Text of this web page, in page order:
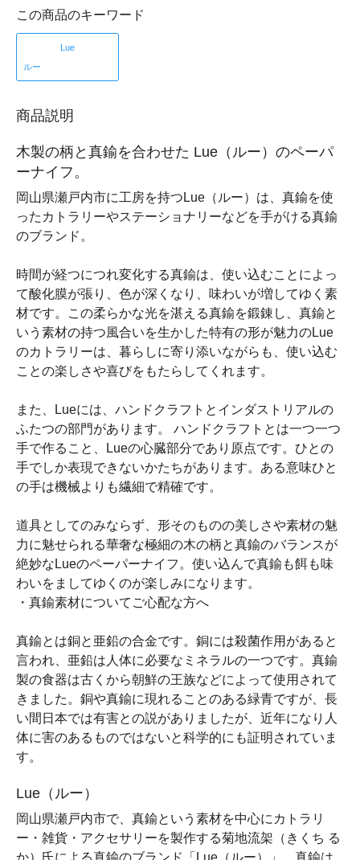
この商品のキーワード
Lue
ルー
商品説明
木製の柄と真鍮を合わせた Lue（ルー）のペーパ
ーナイフ。
岡山県瀬戸内市に工房を持つLue（ルー）は、真鍮を使
ったカトラリーやステーショナリーなどを手がける真鍮
のブランド。
時間が経つにつれ変化する真鍮は、使い込むことによっ
て酸化膜が張り、色が深くなり、味わいが増してゆく素
材です。この柔らかな光を湛える真鍮を鍛錬し、真鍮と
いう素材の持つ風合いを生かした特有の形が魅力のLue
のカトラリーは、暮らしに寄り添いながらも、使い込む
ことの楽しさや喜びをもたらしてくれます。
また、Lueには、ハンドクラフトとインダストリアルの
ふたつの部門があります。 ハンドクラフトとは一つ一つ
手で作ること、Lueの心臓部分であり原点です。ひとの
手でしか表現できないかたちがあります。ある意味ひと
の手は機械よりも繊細で精確です。
道具としてのみならず、形そのものの美しさや素材の魅
力に魅せられる華奢な極細の木の柄と真鍮のバランスが
絶妙なLueのペーパーナイフ。使い込んで真鍮も餌も味
わいをましてゆくのが楽しみになります。
・真鍮素材についてご心配な方へ
真鍮とは銅と亜鉛の合金です。銅には殺菌作用があると
言われ、亜鉛は人体に必要なミネラルの一つです。真鍮
製の食器は古くから朝鮮の王族などによって使用されて
きました。銅や真鍮に現れることのある緑青ですが、長
い間日本では有害との説がありましたが、近年になり人
体に害のあるものではないと科学的にも証明されていま
す。
Lue（ルー）
岡山県瀬戸内市で、真鍮という素材を中心にカトラリ
ー・雑貨・アクセサリーを製作する菊地流架（きくち る
か）氏による真鍮のブランド「Lue（ルー）」。真鍮は